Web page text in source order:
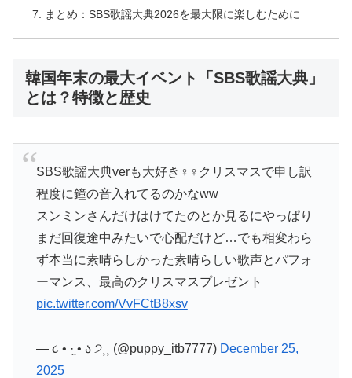
まとめ：SBS歌謡大典2026を最大限に楽しむために
韓国年末の最大イベント「SBS歌謡大典」
とは？特徴と歴史
SBS歌謡大典verも大好き‍♀️‍♀️クリスマスで申し訳
程度に鐘の音入れてるのかなww
スンミンさんだけはけてたのとか見るにやっぱり
まだ回復途中みたいで心配だけど…でも相変わら
ず本当に素晴らしかった素晴らしい歌声とパフォ
ーマンス、最高のクリスマスプレゼント
pic.twitter.com/VvFCtB8xsv
— ૮ • ·̭ • ა‎ ੭⸒⸒ (@puppy_itb7777) December 25,
2025